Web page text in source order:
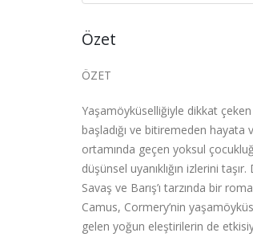
Özet
ÖZET
Yaşamöyküselliğiyle dikkat
başladığı ve bitiremeden hayata
ortamında geçen yoksul
düşünsel uyanıklığın izlerini
Savaş ve Barış’ı tarzında bir
Camus, Cormery’nin
gelen yoğun eleştirilerin de